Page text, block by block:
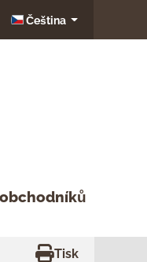
Čeština
Tisk